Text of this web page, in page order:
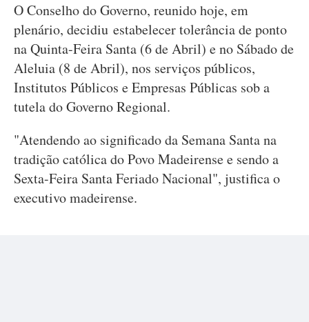
O Conselho do Governo, reunido hoje, em
plenário, decidiu estabelecer tolerância de ponto
na Quinta-Feira Santa (6 de Abril) e no Sábado de
Aleluia (8 de Abril), nos serviços públicos,
Institutos Públicos e Empresas Públicas sob a
tutela do Governo Regional.
"Atendendo ao significado da Semana Santa na
tradição católica do Povo Madeirense e sendo a
Sexta-Feira Santa Feriado Nacional", justifica o
executivo madeirense.